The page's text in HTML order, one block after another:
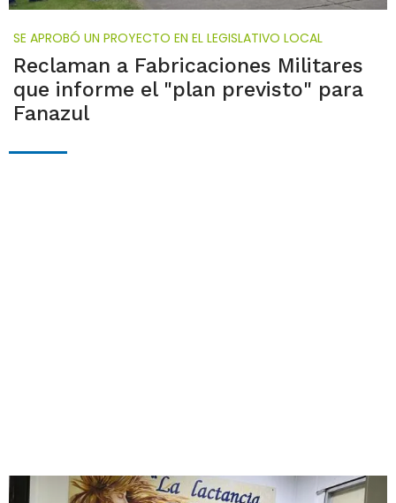
SE APROBÓ UN PROYECTO EN EL LEGISLATIVO LOCAL
Reclaman a Fabricaciones Militares
que informe el "plan previsto" para
Fanazul